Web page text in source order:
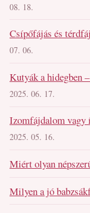
08. 18.
Csípőfájás és
07. 06.
Kutyák a hidegben
2025. 06. 17.
Izomfájdalom vagy
2025. 05. 16.
Miért olyan
Milyen a jó